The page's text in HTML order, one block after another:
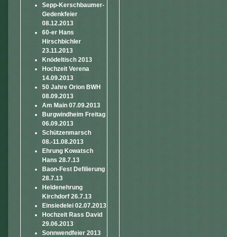
Sepp-Kerschbaumer-
Gedenkfeier
08.12.2013
60-er Hans
Hirschbichler
23.11.2013
Knödeltisch 2013
Hochzeit Verena
14.09.2013
50 Jahre Orion BWH
08.09.2013
Am Main 07.09.2013
Burgwindheim Freitag
06.09.2013
Schützenmarsch
08.-11.08.2013
Ehrung Kowatsch
Hans 28.7.13
Baon-Fest Defilierung
28.7.13
Heldenehrung
Kirchdorf 26.7.13
Einsiedelei 02.07.2013
Hochzeit Rass David
29.06.2013
Sonnwendfeier 2013